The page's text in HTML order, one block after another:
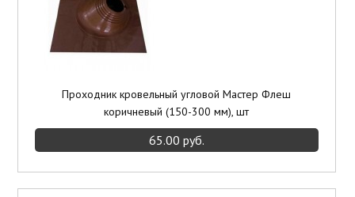
Проходник кровельный угловой Мастер Флеш
коричневый (150-300 мм), шт
65.00 руб.